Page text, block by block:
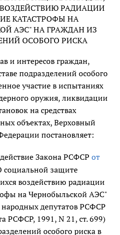
РАДИАЦИИ
КАТАСТРОФЫ НА
АЭС" НА ГРАЖДАН ИЗ
ОСОБОГО РИСКА
и интересов граждан,
подразделений особого
участие в испытаниях
оружия, ликвидации
на средствах
объектах, Верховный
постановляет:
Закона РСФСР от
социальной защите
воздействию радиации
на Чернобыльской АЭС"
депутатов РСФСР
РСФСР, 1991, N 21, ст. 699)
особого риска в